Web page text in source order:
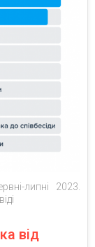
липні 2023.
від